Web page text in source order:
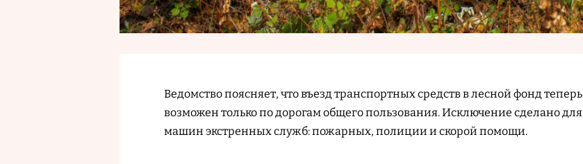
Ведомство поясняет, что въезд транспортных средств в лесной фонд теперь
возможен только по дорогам общего пользования. Исключение сделано для
машин экстренных служб: пожарных, полиции и скорой помощи.